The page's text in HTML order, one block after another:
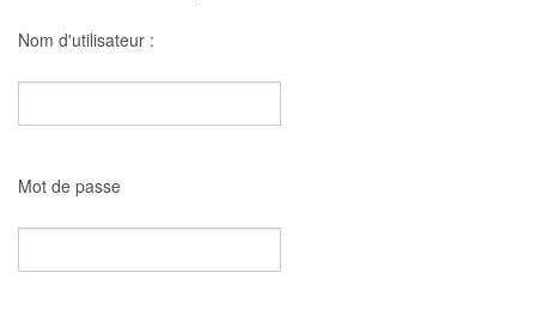
Nom d'utilisateur :
Mot de passe